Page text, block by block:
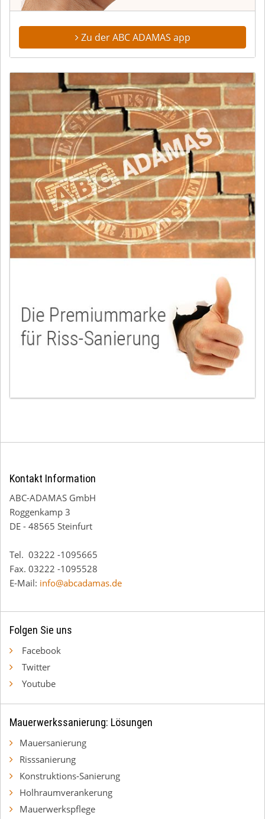
Zu der ABC ADAMAS app
Kontakt Information
ABC-ADAMAS GmbH
Roggenkamp 3
DE - 48565 Steinfurt
Tel. 03222 -1095665
Fax. 03222 -1095528
E-Mail: info@abcadamas.de
Folgen Sie uns
Facebook
Twitter
Youtube
Mauerwerkssanierung: Lösungen
Mauersanierung
Risssanierung
Konstruktions-Sanierung
Holhraumverankerung
Mauerwerkspflege